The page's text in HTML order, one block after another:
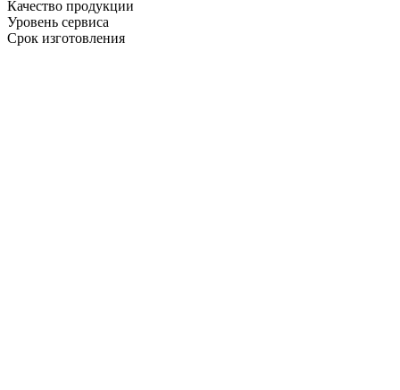
Качество продукции
Уровень сервиса
Срок изготовления